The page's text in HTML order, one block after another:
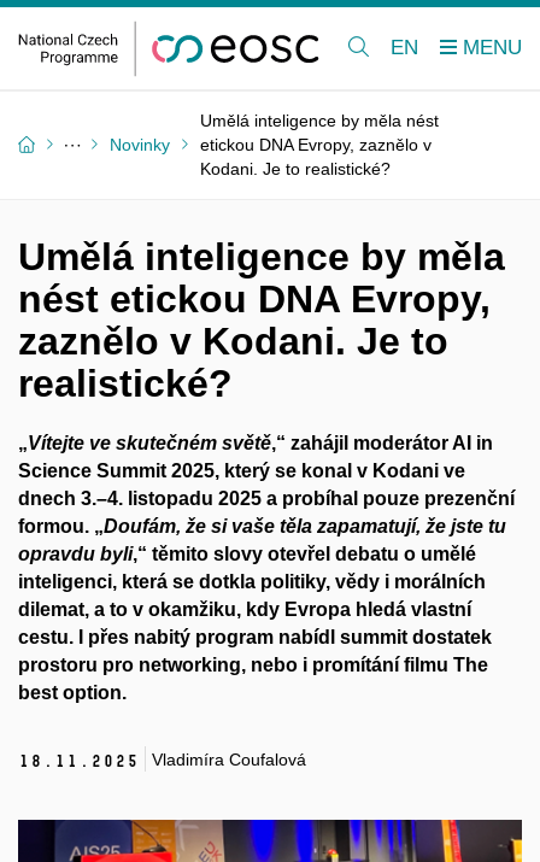
EN
Novinky
Umělá inteligence by měla nést
etickou DNA Evropy, zaznělo v
Kodani. Je to realistické?
Umělá inteligence by měla
nést etickou DNA Evropy,
zaznělo v Kodani. Je to
realistické?
„Vítejte ve skutečném světě,“ zahájil moderátor AI in
Science Summit 2025, který se konal v Kodani ve
dnech 3.–4. listopadu 2025 a probíhal pouze prezenční
formou. „Doufám, že si vaše těla zapamatují, že jste tu
opravdu byli,“ těmito slovy otevřel debatu o umělé
inteligenci, která se dotkla politiky, vědy i morálních
dilemat, a to v okamžiku, kdy Evropa hledá vlastní
cestu. I přes nabitý program nabídl summit dostatek
prostoru pro networking, nebo i promítání filmu The
best option.
18. 11. 2025 Vladimíra Coufalová